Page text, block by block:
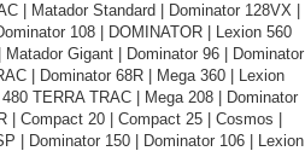
| Matador Standard | Dominator 128VX |
108 | DOMINATOR | Lexion 560
Matador Gigant | Dominator 96 | Dominator
| Dominator 68R | Mega 360 | Lexion
TERRA TRAC | Mega 208 | Dominator
| Compact 20 | Compact 25 | Cosmos |
| Dominator 150 | Dominator 106 | Lexion